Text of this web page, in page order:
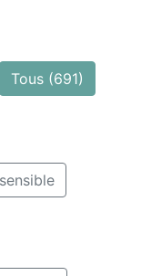
Tous (691)